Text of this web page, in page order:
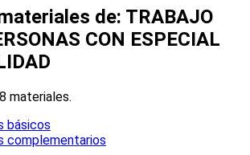
de: TRABAJO
CON ESPECIAL
materiales.
básicos
complementarios